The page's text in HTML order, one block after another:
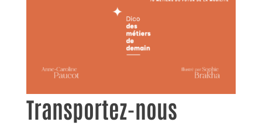
Transportez-nous